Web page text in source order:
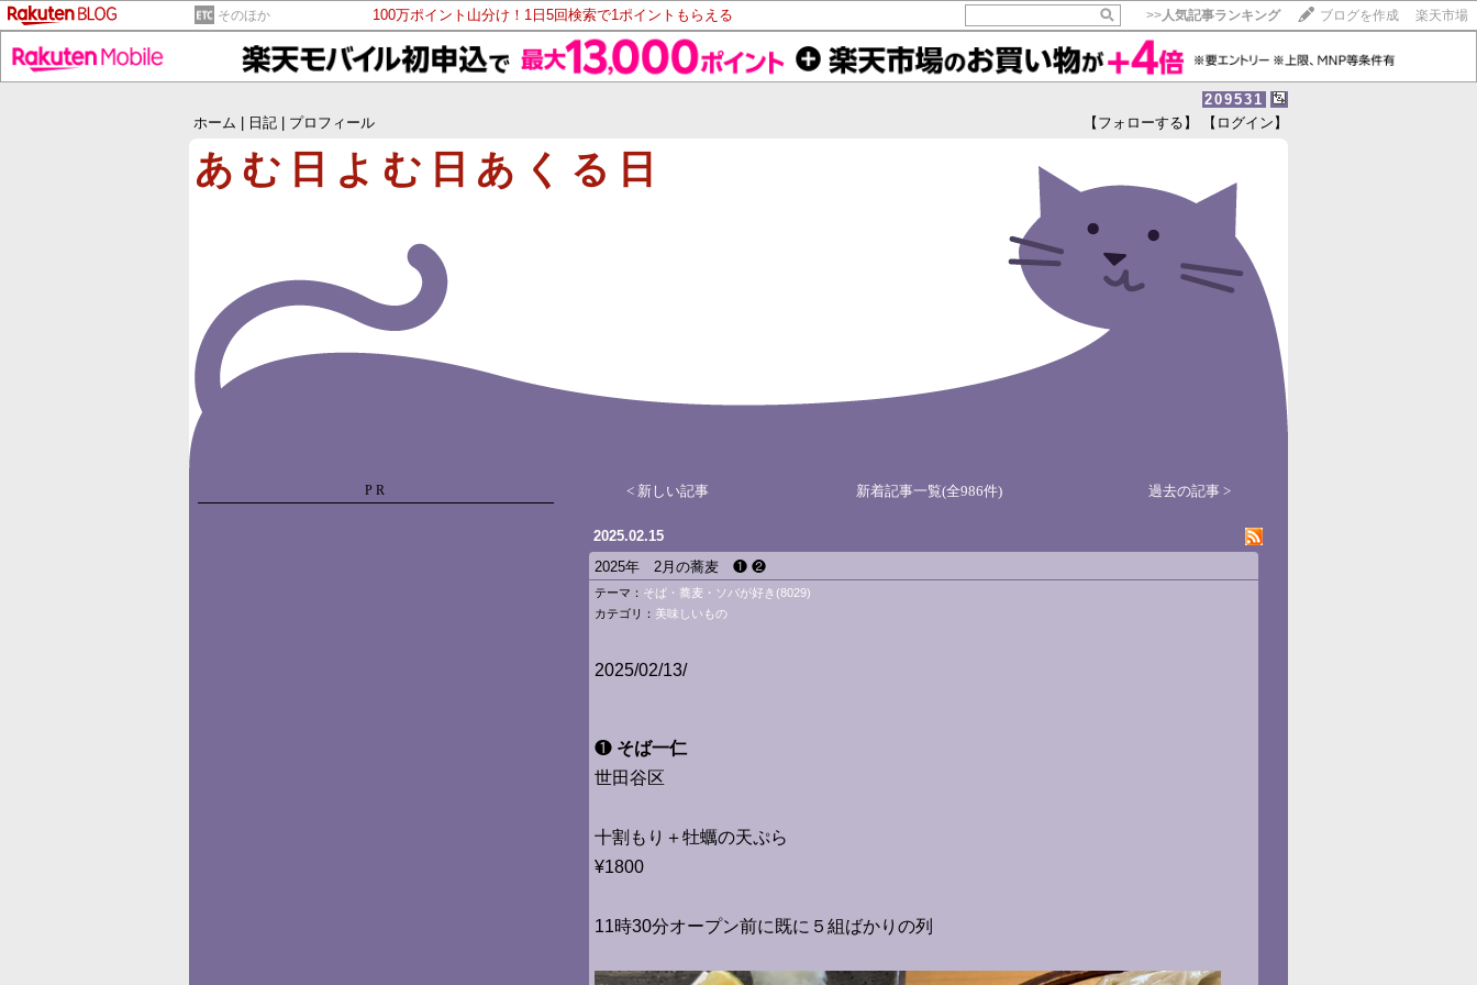
そのほか 100万ポイント山分け！1日5回検索で1ポイントもらえる >>人気記事ランキング ブログを作成 楽天市場
209531
ホーム
日記 プロフィール 【フォローする】 【ログイン】
あむ日よむ日あくる日
PR < 新しい記事 新着記事一覧(全986件) 過去の記事 >
2025.02.15
2025年 2月の蕎麦 ❶ ❷
テーマ： そば・蕎麦・ソバが好き(8029)
カテゴリ： 美味しいもの
2025/02/13/
❶ そば一仁
世田谷区
十割もり＋牡蠣の天ぷら
¥1800
11時30分オープン前に既に５組ばかりの列